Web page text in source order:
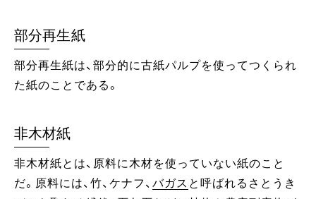
部分再生紙
部分再生紙は、部分的に古紙パルプを使ってつくられ
た紙のことである。
非木材紙
非木材紙とは、原料に木材を使っていない紙のこと
だ。原料には、竹、ケナフ、 バガス と呼ばれるさとうき